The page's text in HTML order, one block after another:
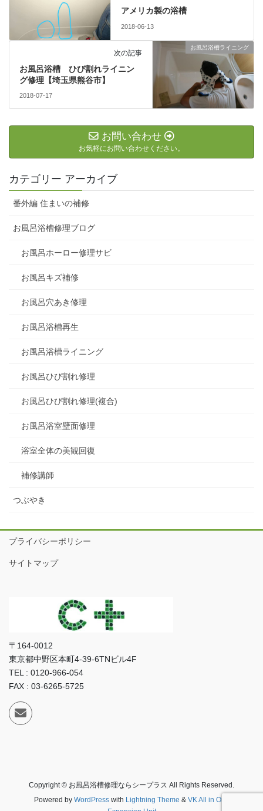
アメリカ製の浴槽
2018-06-13
お風呂浴槽ライニング
次の記事
お風呂浴槽 ひび割れライニン
グ修理【埼玉県熊谷市】
2018-07-17
お問い合わせ
お気軽にお問い合わせください。
カテゴリー アーカイブ
番外編 住まいの補修
お風呂浴槽修理ブログ
お風呂ホーロー修理サビ
お風呂キズ補修
お風呂穴あき修理
お風呂浴槽再生
お風呂浴槽ライニング
お風呂ひび割れ修理
お風呂ひび割れ修理(複合)
お風呂浴室壁面修理
浴室全体の美観回復
補修講師
つぶやき
プライバシーポリシー
サイトマップ
〒164-0012
東京都中野区本町4-39-6TNビル4F
TEL : 0120-966-054
FAX : 03-6265-5725
Copyright © お風呂浴槽修理ならシープラス All Rights Reserved.
Powered by WordPresswith Lightning Theme & VK All in One